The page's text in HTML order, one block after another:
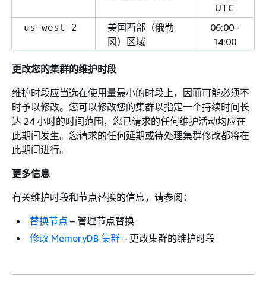
UTC
us-west-2
美国西部（俄勒
冈）区域
06:00–
14:00
更改您的集群的维护时段
维护时段应当选在使用量最小的时段上，因而可能必须不
时予以修改。您可以修改您的集群以指定一个持续时间长
达 24 小时的时间范围，您已请求的任何维护活动均应在
此期间发生。您请求的任何延期或待处理集群修改都将在
此期间进行。
更多信息
有关维护时段和节点替换的信息，请参阅：
替换节点 – 管理节点替换
修改 MemoryDB 集群 – 更改集群的维护时段